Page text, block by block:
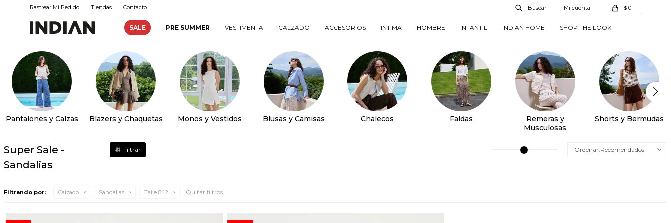
SALE PRE SUMMER VESTIMENTA CALZADO ACCESORIOS INTIMA HOMBRE INFANTIL INDIAN HOME SHOP THE LOOK
$ 0
Rastrear Mi Pedido Tiendas Contacto
Pantalones y Calzas Blazers y Chaquetas Monos y Vestidos Blusas y Camisas Chalecos Faldas
Remeras y
Musculosas
Shorts y Bermudas
Super Sale -
Sandalias
Recomendados
Filtrando por: Calzado Sandalias Talle 842 Quitar filtros